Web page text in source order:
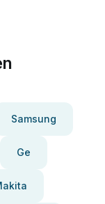
Samsung
Ge